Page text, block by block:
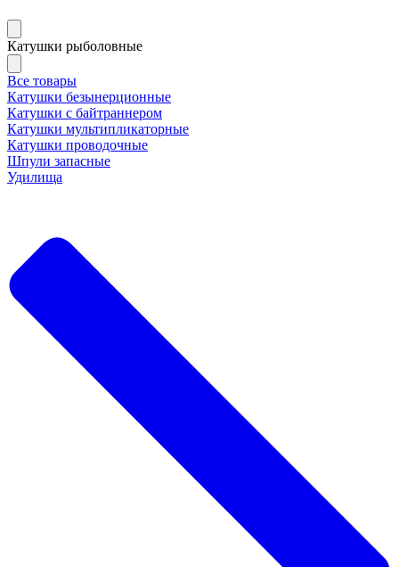
Катушки рыболовные
Все товары
Катушки безынерционные
Катушки с байтраннером
Катушки мультипликаторные
Катушки проводочные
Шпули запасные
Удилища